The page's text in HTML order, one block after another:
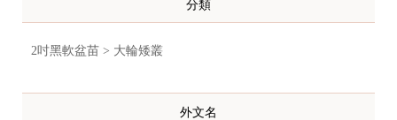
分類
2吋黑軟盆苗 > 大輪矮叢
外文名